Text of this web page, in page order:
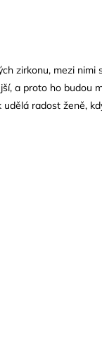
zirkonu, mezi nimi
a proto ho budou
radost ženě,